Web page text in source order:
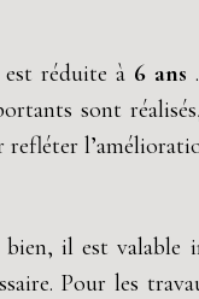
réduite à 6 ans
sont
il est
Pour les